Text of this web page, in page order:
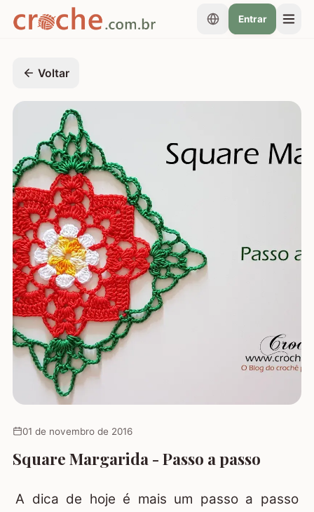
Entrar
Voltar
01 de novembro de 2016
Square Margarida - Passo a passo
A dica de hoje é mais um passo a passo